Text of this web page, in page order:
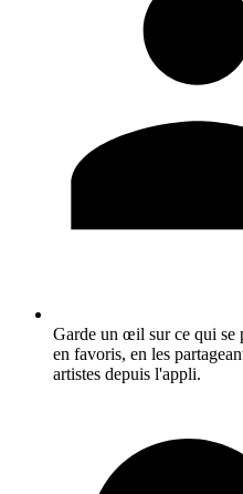
Garde un œil sur ce qui se
en favoris, en les
artistes depuis l'appli.